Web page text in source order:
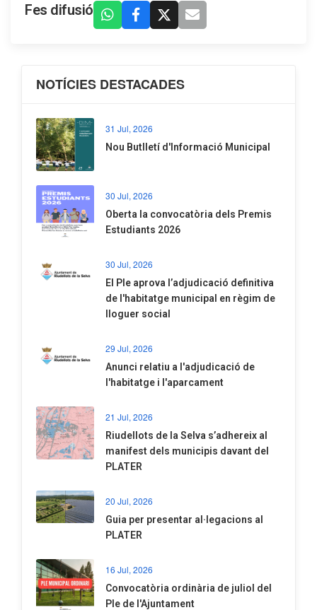
Fes difusió
NOTÍCIES DESTACADES
31 Jul, 2026
Nou Butlletí d'Informació Municipal
30 Jul, 2026
Oberta la convocatòria dels Premis
Estudiants 2026
30 Jul, 2026
El Ple aprova l’adjudicació definitiva
de l'habitatge municipal en règim de
lloguer social
29 Jul, 2026
Anunci relatiu a l'adjudicació de
l'habitatge i l'aparcament
21 Jul, 2026
Riudellots de la Selva s’adhereix al
manifest dels municipis davant del
PLATER
20 Jul, 2026
​Guia per presentar al·legacions al
PLATER
16 Jul, 2026
Convocatòria ordinària de juliol del
Ple de l'Ajuntament